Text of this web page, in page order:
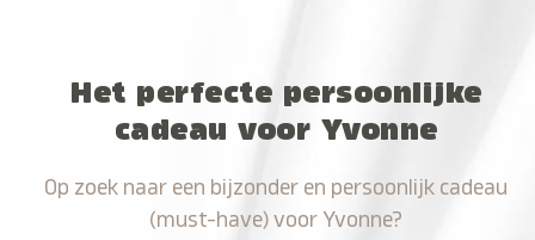
Het perfecte persoonlijke
cadeau voor Yvonne
Op zoek naar een bijzonder en persoonlijk cadeau
(must-have) voor Yvonne?